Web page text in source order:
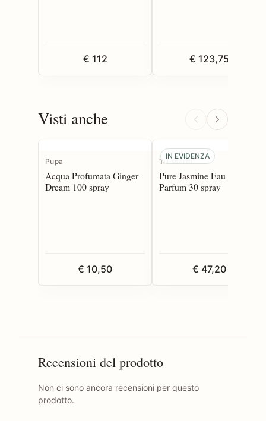
€ 112 € 123,75
Visti anche
Pupa
Acqua Profumata Ginger
Dream 100 spray
€ 10,50
IN EVIDENZA
Trussardi
Pure Jasmine Eau de
Parfum 30 spray
€ 47,20
Recensioni del prodotto
Non ci sono ancora recensioni per questo
prodotto.